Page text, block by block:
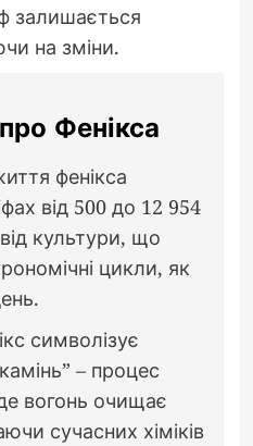
залишається
на зміни.
Фенікса
фенікса
від 500 до 12 954
культури, що
цикли, як
символізує
– процес
вогонь очищає
сучасних хіміків